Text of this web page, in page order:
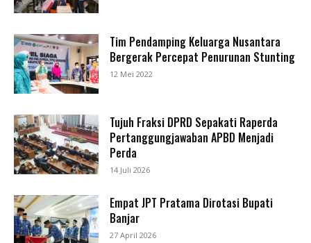
Tim Pendamping Keluarga Nusantara
Bergerak Percepat Penurunan Stunting
12 Mei 2022
Tujuh Fraksi DPRD Sepakati Raperda
Pertanggungjawaban APBD Menjadi
Perda
14 Juli 2026
Empat JPT Pratama Dirotasi Bupati
Banjar
27 April 2026